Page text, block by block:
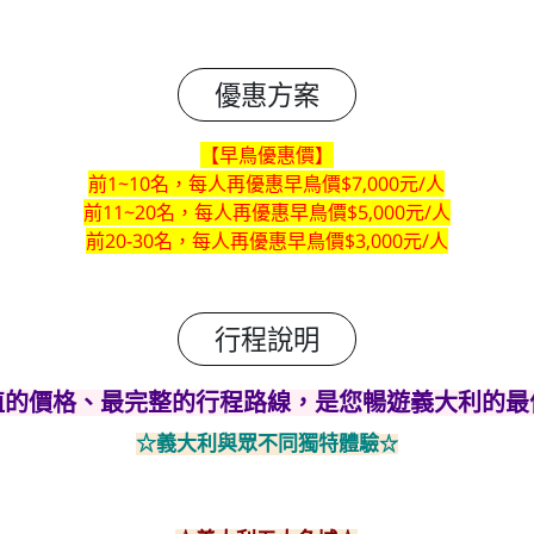
優惠方案
【早鳥優惠價】
前1~10名，每人再優惠早鳥價$7,000元/人
前11~20名，每人再優惠早鳥價$5,000元/人
前20-30名，每人再優惠早鳥價$3,000元/人
行程說明
價格、最完整的行程路線，是您暢遊義大利的
☆義大利與眾不同獨特體驗☆